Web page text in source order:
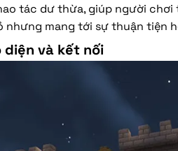
tác dư thừa, giúp người
nhưng mang tới sự thuận tiện
diện và kết nối